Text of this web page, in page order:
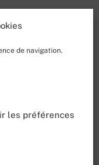
de navigation.
les préférences